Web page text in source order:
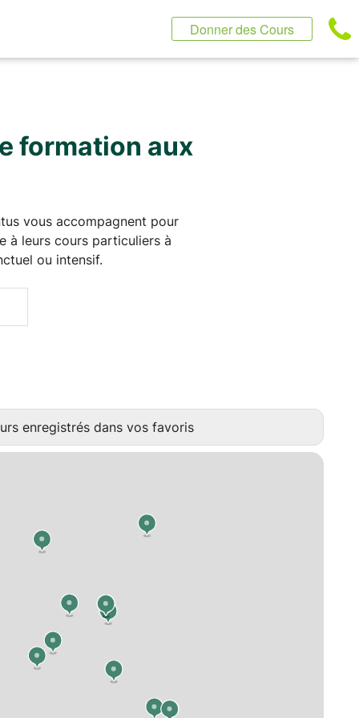
Donner des Cours
formation aux
vous accompagnent pour
à leurs cours particuliers à
ou intensif.
enregistrés dans vos favoris